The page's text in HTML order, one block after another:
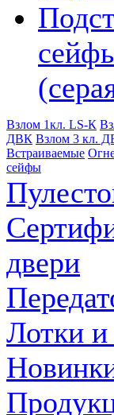
Взлом 1кл. LS-К
ДВК Взлом 3 кл.
Встраиваемые
cейфы
двери
Лотки